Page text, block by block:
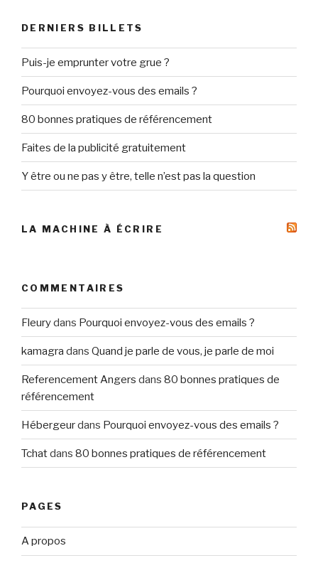
DERNIERS BILLETS
Puis-je emprunter votre grue ?
Pourquoi envoyez-vous des emails ?
80 bonnes pratiques de référencement
Faites de la publicité gratuitement
Y être ou ne pas y être, telle n’est pas la question
LA MACHINE À ÉCRIRE
COMMENTAIRES
Fleurydans Pourquoi envoyez-vous des emails ?
kamagra dans Quand je parle de vous, je parle de moi
Referencement Angers dans 80 bonnes pratiques de
référencement
Hébergeurdans Pourquoi envoyez-vous des emails ?
Tchatdans 80 bonnes pratiques de référencement
PAGES
A propos